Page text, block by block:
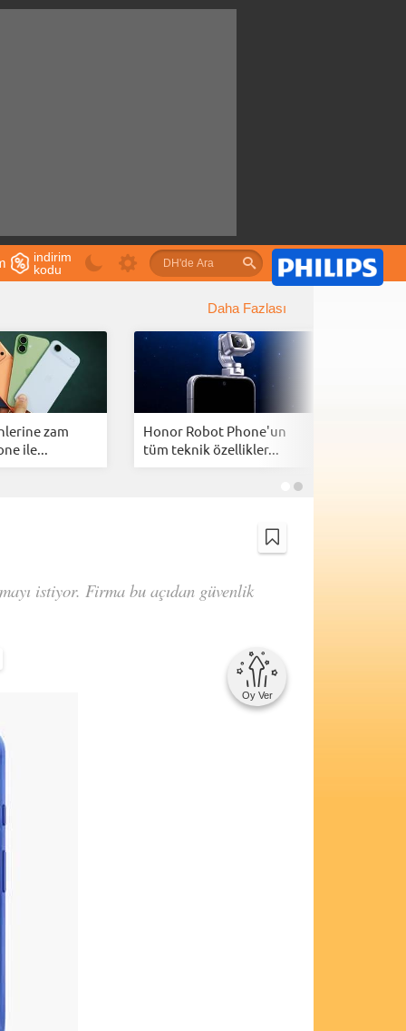
indirim
kodu
Daha Fazlası
zam
ile...
Honor Robot Phone'un
tüm teknik özellikler...
istiyor. Firma bu açıdan güvenlik
Oy Ver